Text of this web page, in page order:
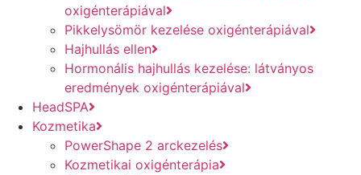
oxigénterápiával
Pikkelysömör kezelése oxigénterápiával
Hajhullás ellen
Hormonális hajhullás kezelése: látványos
eredmények oxigénterápiával
HeadSPA
Kozmetika
PowerShape 2 arckezelés
Kozmetikai oxigénterápia